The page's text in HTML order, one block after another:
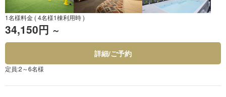
1名様料金 ( 4名様1棟利用時 )
34,150円 ～
詳細/ご予約
定員:2～6名様